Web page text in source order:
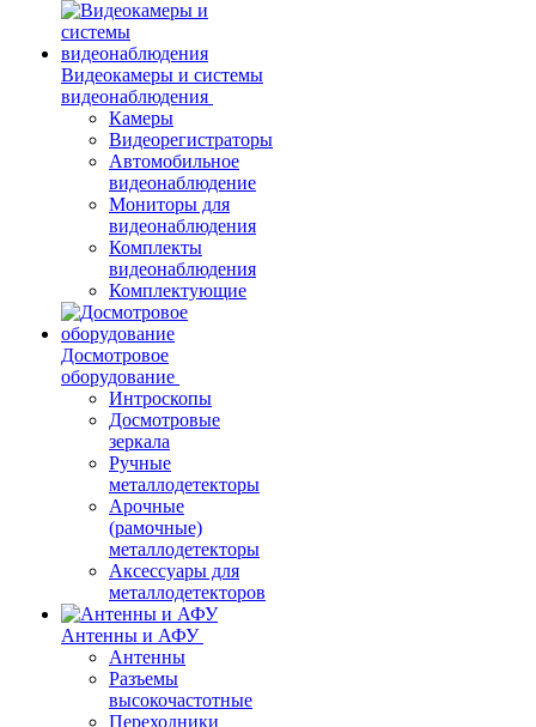
Видеокамеры и системы
видеонаблюдения
Камеры
Видеорегистраторы
Автомобильное
видеонаблюдение
Мониторы для
видеонаблюдения
Комплекты
видеонаблюдения
Комплектующие
Досмотровое
оборудование
Интроскопы
Досмотровые
зеркала
Ручные
металлодетекторы
Арочные
(рамочные)
металлодетекторы
Аксессуары для
металлодетекторов
Антенны и АФУ
Антенны
Разъемы
высокочастотные
Переходники